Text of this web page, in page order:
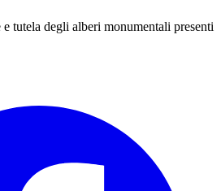
tutela degli alberi monumentali presenti